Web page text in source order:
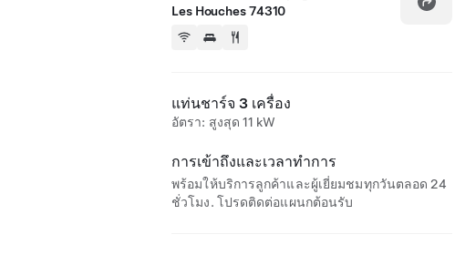
Les Houches 74310
แท่นชาร์จ 3 เครื่อง
อัตรา: สูงสุด 11 kW
การเข้าถึงและเวลาทำการ
พร้อมให้บริการลูกค้าและผู้เยี่ยมชมทุกวันตลอด 24
ชั่วโมง. โปรดติดต่อแผนกต้อนรับ